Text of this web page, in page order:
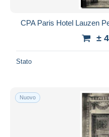
CPA Paris Hotel Lauzen
±
Stato
Nuovo